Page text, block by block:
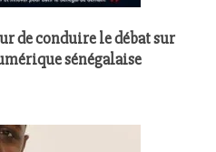
de conduire le débat sur
sénégalaise